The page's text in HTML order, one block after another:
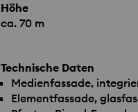
Höhe
ca. 70 m
Technische Daten
Medienfassade,
Elementfassade,